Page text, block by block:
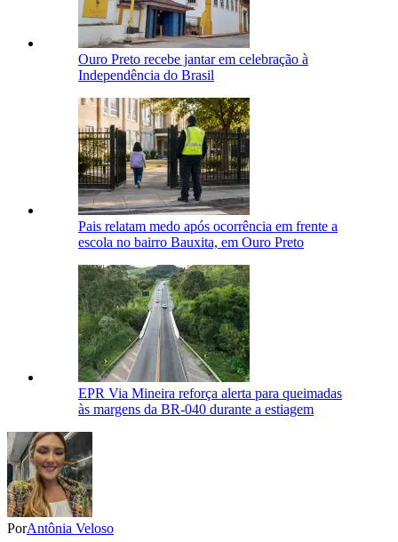
Ouro Preto recebe jantar em celebração à
Independência do Brasil
Pais relatam medo após ocorrência em frente a
escola no bairro Bauxita, em Ouro Preto
EPR Via Mineira reforça alerta para queimadas
às margens da BR-040 durante a estiagem
PorAntônia Veloso